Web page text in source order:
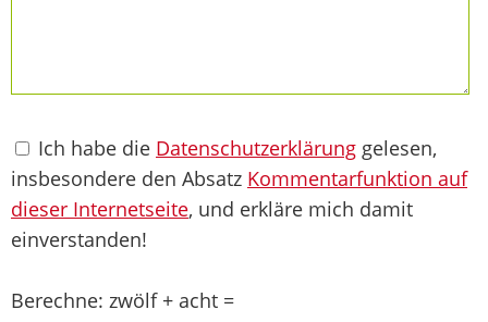
Ich habe die Datenschutzerklärung gelesen,
insbesondere den Absatz Kommentarfunktion auf
dieser Internetseite, und erkläre mich damit
einverstanden!
Berechne: zwölf + acht =